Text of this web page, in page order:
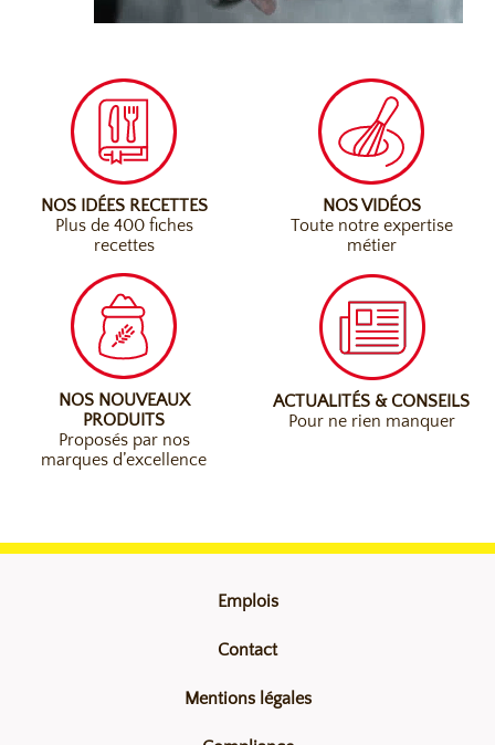
NOS IDÉES RECETTES
Plus de 400 fiches
recettes
NOS VIDÉOS
Toute notre expertise
métier
NOS NOUVEAUX
PRODUITS
Proposés par nos
marques d’excellence
ACTUALITÉS & CONSEILS
Pour ne rien manquer
Emplois
Contact
Mentions légales